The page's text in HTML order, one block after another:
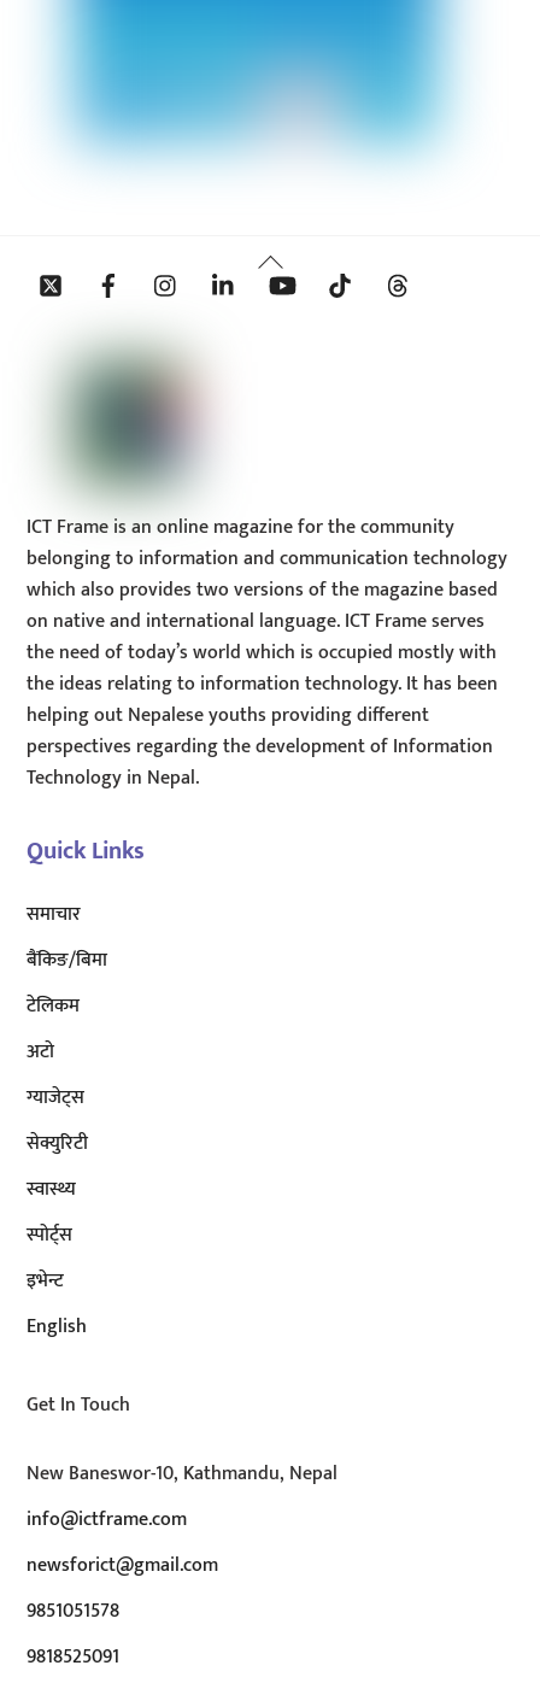
Back
To
Twitter Facebook InstagramLinkedin YouTube Tiktok
ICT Frame is an online magazine for the community
belonging to information and communication technology
which also provides two versions of the magazine based
on native and international language. ICT Frame serves
the need of today’s world which is occupied mostly with
the ideas relating to information technology. It has been
helping out Nepalese youths providing different
perspectives regarding the development of Information
Technology in Nepal.
Quick Links
समाचार
बैंकिङ/बिमा
टेलिकम
अटाे
ग्याजेट्स
सेक्युरिटी
स्वास्थ्य
स्पोर्ट्स
इभेन्ट
English
Get In Touch
New Baneswor-10, Kathmandu, Nepal
info@ictframe.com
newsforict@gmail.com
9851051578
9818525091